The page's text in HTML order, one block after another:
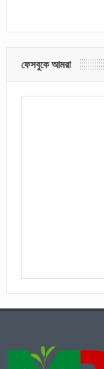
ফেসবুকে আমরা